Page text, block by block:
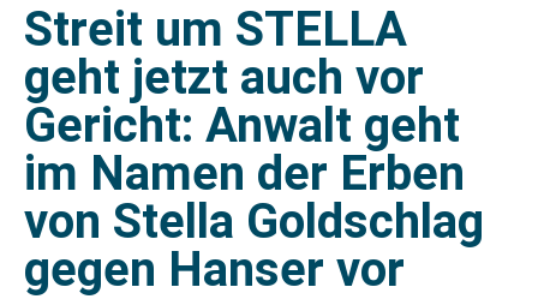
Streit um STELLA
geht jetzt auch vor
Gericht: Anwalt geht
im Namen der Erben
von Stella Goldschlag
gegen Hanser vor